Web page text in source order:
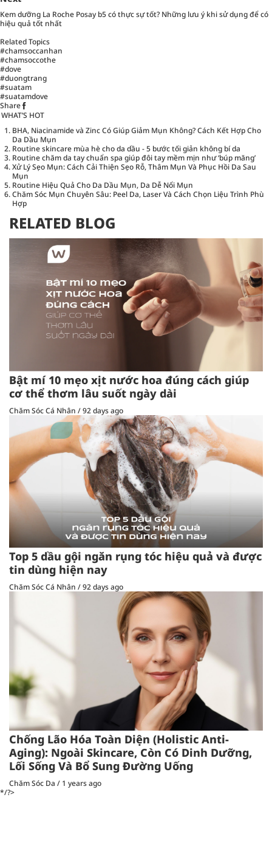
Kem dưỡng La Roche Posay b5 có thực sự tốt? Những lưu ý khi sử dụng để có
hiệu quả tốt nhất
Related Topics
#chamsoccanhan
#chamsoccothe
#dove
#duongtrang
#suatam
#suatamdove
Share
WHAT’S HOT
BHA, Niacinamide và Zinc Có Giúp Giảm Mụn Không? Cách Kết Hợp Cho
Da Dầu Mụn
Routine skincare mùa hè cho da dầu - 5 bước tối giản không bí da
Routine chăm da tay chuẩn spa giúp đôi tay mềm mịn như ‘búp măng’
Xử Lý Sẹo Mụn: Cách Cải Thiện Sẹo Rỗ, Thâm Mụn Và Phục Hồi Da Sau
Mụn
Routine Hiệu Quả Cho Da Dầu Mụn, Da Dễ Nổi Mụn
Chăm Sóc Mụn Chuyên Sâu: Peel Da, Laser Và Cách Chọn Liệu Trình Phù
Hợp
RELATED BLOG
Bật mí 10 mẹo xịt nước hoa đúng cách giúp
cơ thể thơm lâu suốt ngày dài
Chăm Sóc Cá Nhân /92 days ago
Top 5 dầu gội ngăn rụng tóc hiệu quả và được
tin dùng hiện nay
Chăm Sóc Cá Nhân /92 days ago
Chống Lão Hóa Toàn Diện (Holistic Anti-
Aging): Ngoài Skincare, Còn Có Dinh Dưỡng,
Lối Sống Và Bổ Sung Đường Uống
Chăm Sóc Da / 1 years ago
*/?>